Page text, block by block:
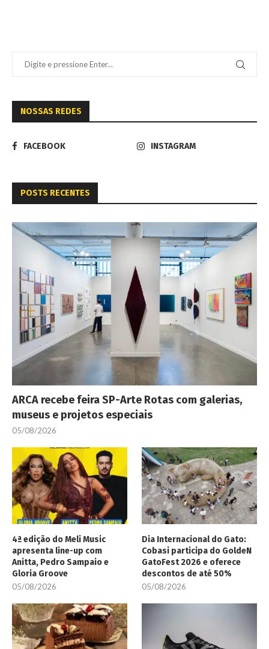
NOSSAS REDES
FACEBOOK INSTAGRAM
POSTS RECENTES
ARCA recebe feira SP-Arte Rotas com galerias,
museus e projetos especiais
05/08/2026
4ª edição do Meli Music
apresenta line-up com
Anitta, Pedro Sampaio e
Gloria Groove
05/08/2026
Dia Internacional do Gato:
Cobasi participa do GoldeN
GatoFest 2026 e oferece
descontos de até 50%
05/08/2026